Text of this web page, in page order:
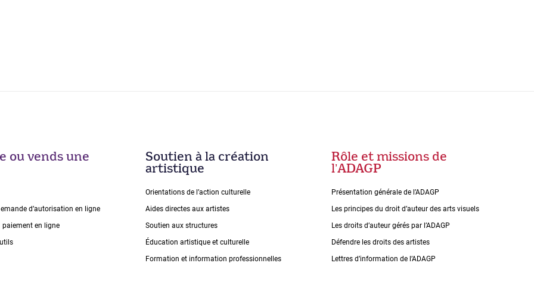
ou vends une
dʼautorisation en ligne
paiement en ligne
Soutien à la création
artistique
Orientations de lʼaction culturelle
Aides directes aux artistes
Soutien aux structures
Éducation artistique et culturelle
Formation et information professionnelles
Rôle et missions de
lʼADAGP
Présentation générale de l’ADAGP
Les principes du droit dʼauteur des arts visuels
Les droits dʼauteur gérés par lʼADAGP
Défendre les droits des artistes
Lettres dʼinformation de lʼADAGP